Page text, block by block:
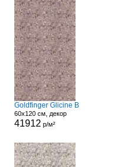
Goldfinger Glicine B
60x120 см, декор
41912 р/м²